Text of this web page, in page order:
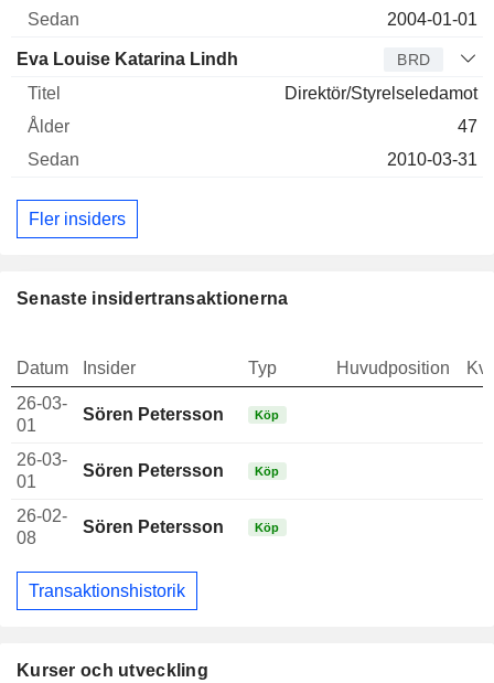
Kurser och utveckling
2004-01-01
Eva Louise Katarina Lindh BRD
Direktör/Styrelseledamot
47
2010-03-31
Fler insiders
Senaste insidertransaktionerna
Datum Insider Typ Huvudposition
26-03-
01
Sören Petersson Köp
26-03-
01
Sören Petersson Köp
26-02-
08
Sören Petersson Köp
Transaktionshistorik